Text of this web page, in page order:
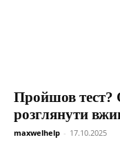
Пройшов тест?
розглянути
maxwelhelp - 17.10.2025